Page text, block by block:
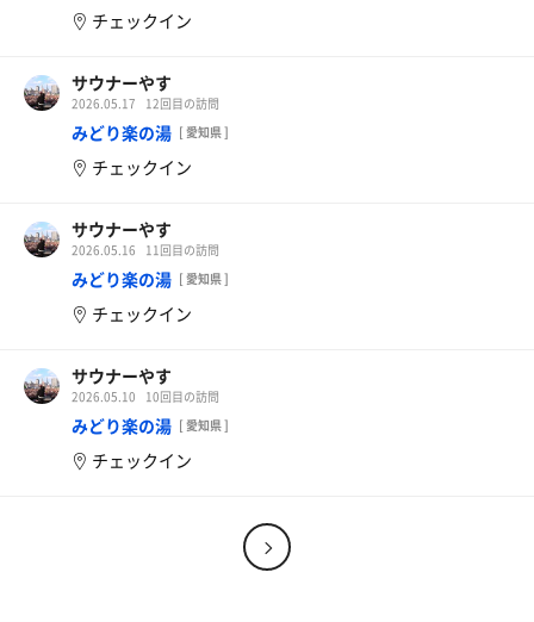
チェックイン
サウナーやす
2026.05.17 12回目の訪問
みどり楽の湯 [ 愛知県 ]
チェックイン
サウナーやす
2026.05.16 11回目の訪問
みどり楽の湯 [ 愛知県 ]
チェックイン
サウナーやす
2026.05.10 10回目の訪問
みどり楽の湯 [ 愛知県 ]
チェックイン